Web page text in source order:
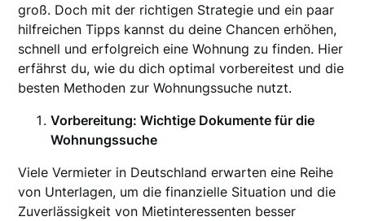
groß. Doch mit der richtigen Strategie und ein paar
hilfreichen Tipps kannst du deine Chancen erhöhen,
schnell und erfolgreich eine Wohnung zu finden. Hier
erfährst du, wie du dich optimal vorbereitest und die
besten Methoden zur Wohnungssuche nutzt.
Vorbereitung: Wichtige Dokumente für die
Wohnungssuche
Viele Vermieter in Deutschland erwarten eine Reihe
von Unterlagen, um die finanzielle Situation und die
Zuverlässigkeit von Mietinteressenten besser